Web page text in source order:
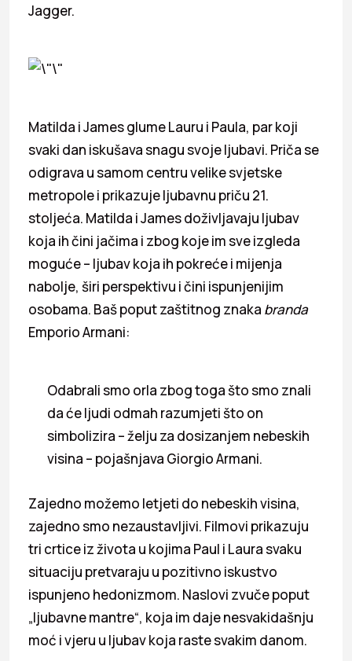
Jagger.
Matilda i James glume Lauru i Paula, par koji
svaki dan iskušava snagu svoje ljubavi. Priča se
odigrava u samom centru velike svjetske
metropole i prikazuje ljubavnu priču 21.
stoljeća. Matilda i James doživljavaju ljubav
koja ih čini jačima i zbog koje im sve izgleda
moguće – ljubav koja ih pokreće i mijenja
nabolje, širi perspektivu i čini ispunjenijim
osobama. Baš poput zaštitnog znaka branda
Emporio Armani:
Odabrali smo orla zbog toga što smo znali
da će ljudi odmah razumjeti što on
simbolizira – želju za dosizanjem nebeskih
visina – pojašnjava Giorgio Armani.
Zajedno možemo letjeti do nebeskih visina,
zajedno smo nezaustavljivi. Filmovi prikazuju
tri crtice iz života u kojima Paul i Laura svaku
situaciju pretvaraju u pozitivno iskustvo
ispunjeno hedonizmom. Naslovi zvuče poput
„ljubavne mantre“, koja im daje nesvakidašnju
moć i vjeru u ljubav koja raste svakim danom.